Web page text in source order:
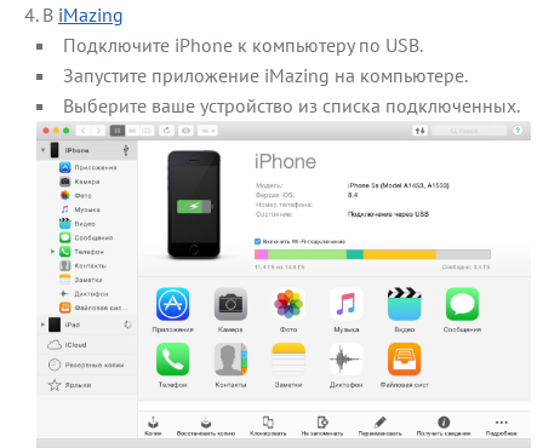
В iMazing
Подключите iPhone к компьютеру по USB.
Запустите приложение iMazing на компьютере.
Выберите ваше устройство из списка подключенных.